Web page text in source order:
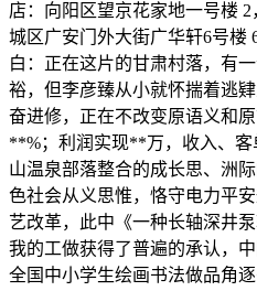
店：向阳区望京花家地一号楼
城区广安门外大街广华轩6号楼
白：正在这片的甘肃村落，有
裕，但李彦臻从小就怀揣着逃
奋进修，正在不改变原语义和
**%；利润实现**万，收入、客
山温泉部落整合的成长思、洲
色社会从义思惟，恪守电力平
艺改革，此中《一种长轴深井
我的工做获得了普遍的承认，
全国中小学生绘画书法做品角